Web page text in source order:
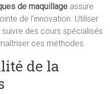
de maquillage assure
de l’innovation. Utiliser
des cours spécialisés
ces méthodes.
de la